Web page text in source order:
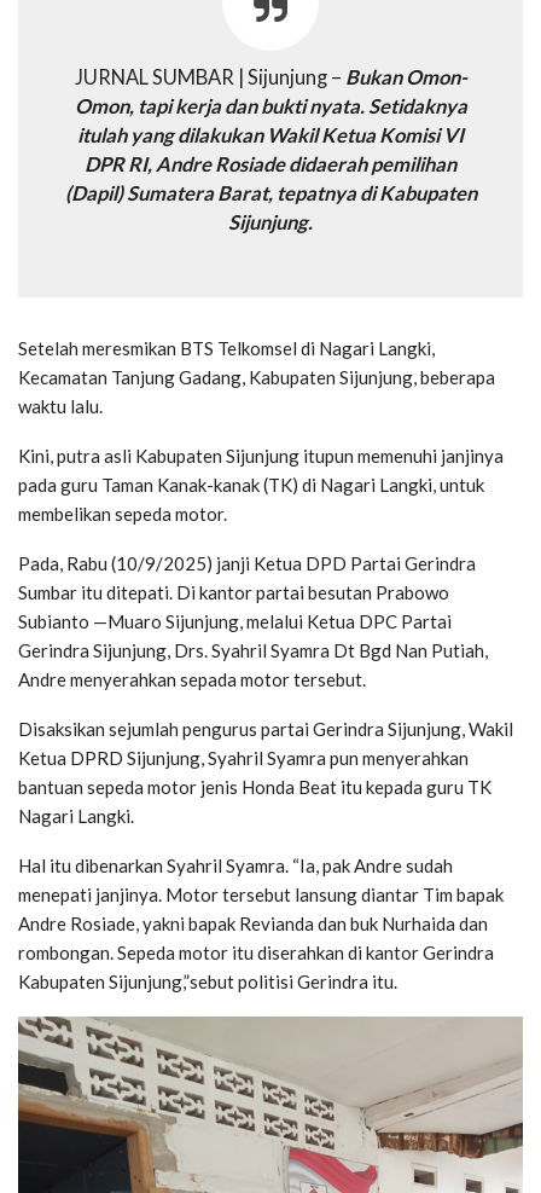
JURNAL SUMBAR | Sijunjung – Bukan Omon-
Omon, tapi kerja dan bukti nyata. Setidaknya
itulah yang dilakukan Wakil Ketua Komisi VI
DPR RI, Andre Rosiade didaerah pemilihan
(Dapil) Sumatera Barat, tepatnya di Kabupaten
Sijunjung.
Setelah meresmikan BTS Telkomsel di Nagari Langki,
Kecamatan Tanjung Gadang, Kabupaten Sijunjung, beberapa
waktu lalu.
Kini, putra asli Kabupaten Sijunjung itupun memenuhi janjinya
pada guru Taman Kanak-kanak (TK) di Nagari Langki, untuk
membelikan sepeda motor.
Pada, Rabu (10/9/2025) janji Ketua DPD Partai Gerindra
Sumbar itu ditepati. Di kantor partai besutan Prabowo
Subianto —Muaro Sijunjung, melalui Ketua DPC Partai
Gerindra Sijunjung, Drs. Syahril Syamra Dt Bgd Nan Putiah,
Andre menyerahkan sepada motor tersebut.
Disaksikan sejumlah pengurus partai Gerindra Sijunjung, Wakil
Ketua DPRD Sijunjung, Syahril Syamra pun menyerahkan
bantuan sepeda motor jenis Honda Beat itu kepada guru TK
Nagari Langki.
Hal itu dibenarkan Syahril Syamra. “Ia, pak Andre sudah
menepati janjinya. Motor tersebut lansung diantar Tim bapak
Andre Rosiade, yakni bapak Revianda dan buk Nurhaida dan
rombongan. Sepeda motor itu diserahkan di kantor Gerindra
Kabupaten Sijunjung,”sebut politisi Gerindra itu.